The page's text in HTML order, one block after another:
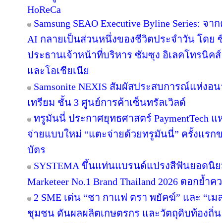
HoReCa
Samsung SEAO Executive Byline Series:
AI กลายเป็นส่วนหนึ่งของชีวิตประจำวัน โดย
ประธานเจ้าหน้าที่บริหาร ซัมซุง อิเลคโทรนิค
และโอเชียเนีย
Samsonite NEXIS สัมผัสประสบการณ์แห่ง
เทรียม ชั้น 3 ศูนย์การค้าเซ็นทรัลเวิลด์
ทรูมันนี่ ประกาศยุทธศาสตร์ PaymentTech
จ่ายแบบใหม่ “แตะจ่ายด้วยทรูมันนี่” ครั้งแรก
บัตร
SYSTEMA ขึ้นแท่นแบรนด์แปรงสีฟันยอดนิ
Marketeer No.1 Brand Thailand 2026 ตอกย้
2 SME เด่น “ชา กาแฟ ตรา พยัคฆ์” และ “
ชุมชน ดันผลผลิตเกษตรกร และวัตถุดิบท้องถิ่